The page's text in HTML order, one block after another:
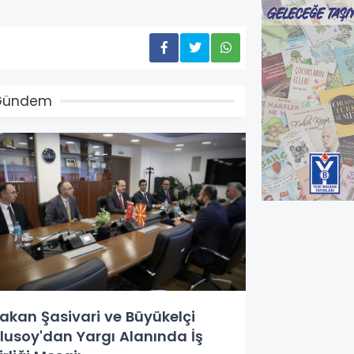
Şasivari ve Büyükelçi
Yargı Alanında İş